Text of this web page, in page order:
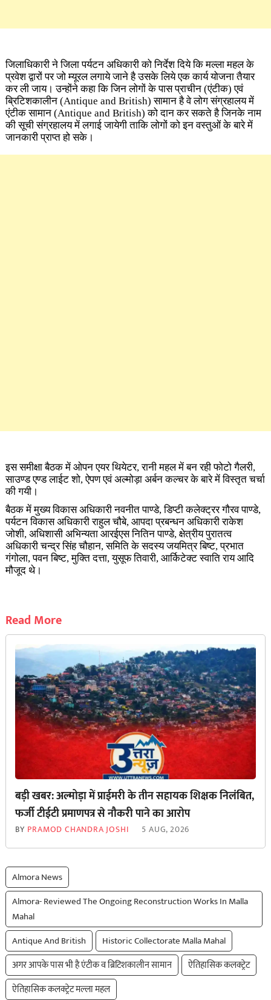
जिलाधिकारी ने जिला पर्यटन अधिकारी को निर्देश दिये कि मल्ला महल के
प्रवेश द्वारों पर जो म्यूरल लगाये जाने है उसके लिये एक कार्य योजना तैयार
कर ली जाय। उन्होंने कहा कि जिन लोगों के पास प्राचीन (एंटीक) एवं
ब्रिटिशकालीन (Antique and British) सामान है वे लोग संग्रहालय में
एंटीकसामान (Antique and British) को दान कर सकते है जिनके नाम
की सूची संग्रहालय में लगाई जायेगी ताकि लोगों को इन वस्तुओं के बारे में
जानकारी प्राप्त हो सके।
इस समीक्षा बैठक में ओपन एयर थियेटर, रानी महल में बन रही फोटो गैलरी,
साउण्ड एण्ड लाईट शो, ऐपण एवं अल्मोड़ा अर्बन कल्चर के बारे में विस्तृत चर्चा
की गयी।
बैठक में मुख्य विकास अधिकारी नवनीत पाण्डे, डिप्टी कलेक्ट्रर गौरव पाण्डे,
पर्यटन विकास अधिकारी राहुल चौबे, आपदा प्रबन्धन अधिकारी राकेश
जोशी, अधिशासी अभिन्यता आरईएस नितिन पाण्डे, क्षेत्रीय पुरातत्व
अधिकारी चन्द्र सिंह चौहान, समिति के सदस्य जयमित्र बिष्ट, प्रभात
गंगोला, पवन बिष्ट, मुक्ति दत्ता, युसूफ तिवारी, आर्किटेक्ट स्वाति राय आदि
मौजूद थे।
Read More
बड़ी खबर: अल्मोड़ा में प्राईमरी के तीन सहायक शिक्षक निलंबित,
फर्जी टीईटी प्रमाणपत्र से नौकरी पाने का आरोप
BY PRAMOD CHANDRA JOSHI 5 AUG, 2026
Almora News
Almora- Reviewed The Ongoing Reconstruction Works In Malla
Mahal
Antique And British
Historic Collectorate Malla Mahal
अगर आपके पास भी है एंटीक व ब्रिटिशकालीन सामान
ऐतिहासिक कलक्ट्रेट
ऐतिहासिक कलक्ट्रेट मल्ला महल